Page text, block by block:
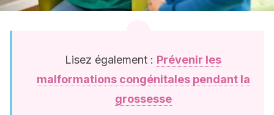
Lisez également : Prévenir les
malformations congénitales pendant la
grossesse